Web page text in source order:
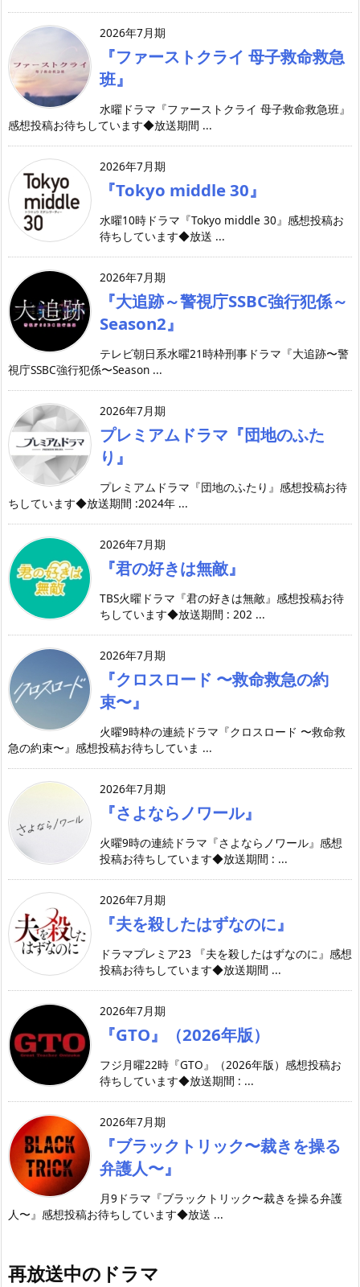
2026年7月期
『ファーストクライ 母子救命救急
班』
水曜ドラマ『ファーストクライ 母子救命救急班』
感想投稿お待ちしています◆放送期間 ...
2026年7月期
『Tokyo middle 30』
水曜10時ドラマ『Tokyo middle 30』感想投稿お
待ちしています◆放送 ...
2026年7月期
『大追跡～警視庁SSBC強行犯係～
Season2』
テレビ朝日系水曜21時枠刑事ドラマ『大追跡〜警
視庁SSBC強行犯係〜Season ...
2026年7月期
プレミアムドラマ『団地のふた
り』
プレミアムドラマ『団地のふたり』感想投稿お待
ちしています◆放送期間 :2024年 ...
2026年7月期
『君の好きは無敵』
TBS火曜ドラマ『君の好きは無敵』感想投稿お待
ちしています◆放送期間 : 202 ...
2026年7月期
『クロスロード 〜救命救急の約
束〜』
火曜9時枠の連続ドラマ『クロスロード 〜救命救
急の約束〜』感想投稿お待ちしていま ...
2026年7月期
『さよならノワール』
火曜9時の連続ドラマ『さよならノワール』感想
投稿お待ちしています◆放送期間 : ...
2026年7月期
『夫を殺したはずなのに』
ドラマプレミア23 『夫を殺したはずなのに』感想
投稿お待ちしています◆放送期間 ...
2026年7月期
『GTO』（2026年版）
フジ月曜22時『GTO』（2026年版）感想投稿お
待ちしています◆放送期間 : ...
2026年7月期
『ブラックトリック〜裁きを操る
弁護人〜』
月9ドラマ『ブラックトリック〜裁きを操る弁護
人〜』感想投稿お待ちしています◆放送 ...
再放送中のドラマ